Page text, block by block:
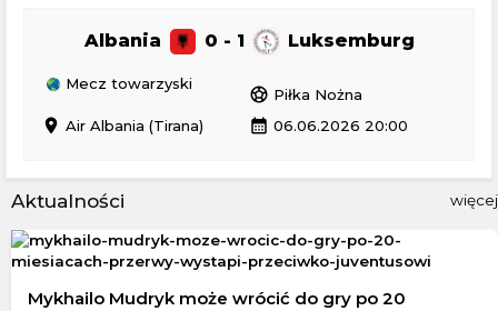
Albania 0 - 1 Luksemburg
Mecz towarzyski
sports_soccer Piłka Nożna
location_on Air Albania (Tirana) calendar_month 06.06.2026 20:00
Aktualności więcej
Mykhailo Mudryk może wrócić do gry po 20